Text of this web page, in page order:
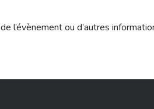
l’évènement ou d’autres